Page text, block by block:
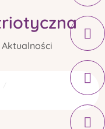
Aktualności